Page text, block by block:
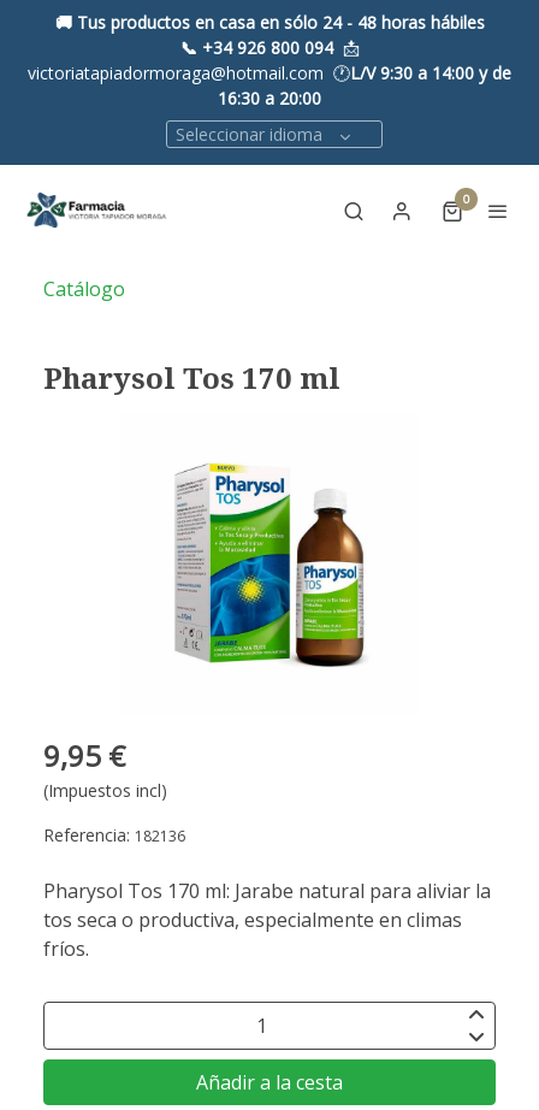
🚚 Tus productos en casa en sólo 24 - 48 horas hábiles
📞 +34 926 800 094 📩
victoriatapiadormoraga@hotmail.com 🕐L/V 9:30 a 14:00 y de
16:30 a 20:00
Seleccionar idioma
0
Catálogo
Pharysol Tos 170 ml
9,95 €
(Impuestos incl)
Referencia: 182136
Pharysol Tos 170 ml: Jarabe natural para aliviar la
tos seca o productiva, especialmente en climas
fríos.
Añadir a la cesta